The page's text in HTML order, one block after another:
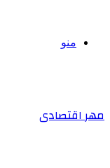
منو
مهر اقتصادی